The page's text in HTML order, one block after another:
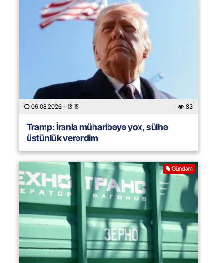
06.08.2026 - 13:15 83
Tramp: İranla müharibəyə yox, sülhə
üstünlük verərdim
Gündəm